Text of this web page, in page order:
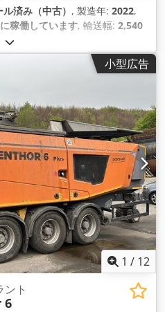
済み（中古） , 製造年: 2022,
稼働しています, 輸送幅: 2,540
送高さ:
ーバーホール年:2026,
小型広告
1 / 12
ト
6